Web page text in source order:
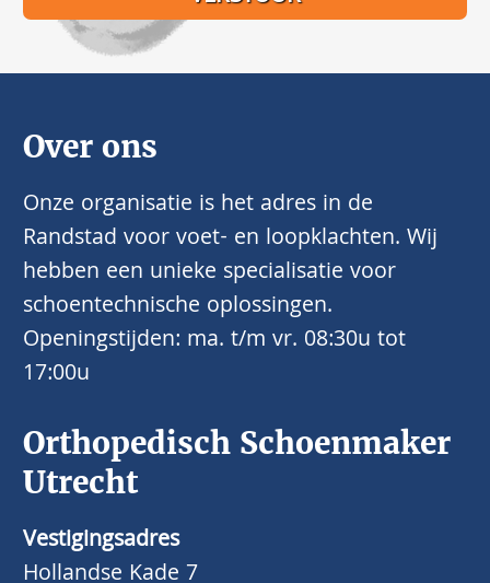
Orthopedisch Schoenmaker
Utrecht
Vestigingsadres
Over ons
Onze organisatie is het adres in de
Randstad voor voet- en loopklachten. Wij
hebben een unieke specialisatie voor
schoentechnische oplossingen.
Openingstijden: ma. t/m vr. 08:30u tot
17:00u